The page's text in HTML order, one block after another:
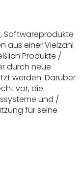
Softwareprodukte
aus einer Vielzahl
Produkte /
durch neue
werden. Darüber
vor, die
und /
für seine